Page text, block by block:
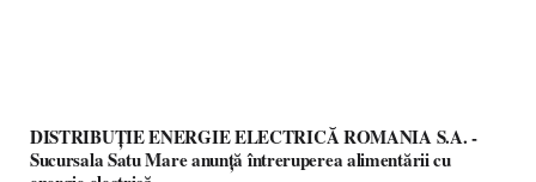
DISTRIBUȚIE ENERGIE ELECTRICĂ ROMANIA S.A. -
Sucursala Satu Mare anunţă întreruperea alimentării cu